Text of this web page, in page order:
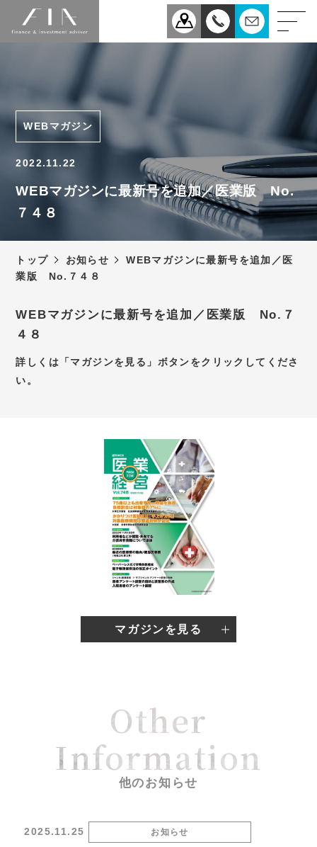
事業承継
税理士法人FIAについて
スタッフ紹介
お知らせ
新型コロナウィルス感染症
予防対策について
アクセス
お問い合わせ
新卒採用サイト
WEBマガジン
2022.11.22
WEBマガジンに最新号を追加／医業版 No.
７４８
トップ お知らせ
WEBマガジンに最新号を追加／医
業版 No.７４８
WEBマガジンに最新号を追加／医業版 No.７
４８
詳しくは「マガジンを見る」ボタンをクリックしてくださ
い。
マガジンを見る
Other
Information
他のお知らせ
2025.11.25 お知らせ